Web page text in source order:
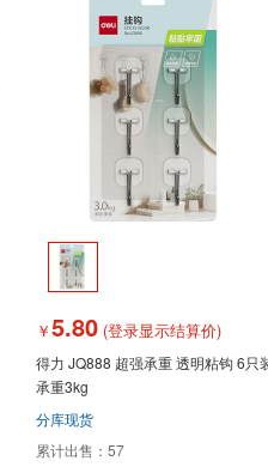
￥5.80 (登录显示结算价)
得力 JQ888 超强承重 透明粘钩 6只
承重3kg
分库现货
累计出售： 57